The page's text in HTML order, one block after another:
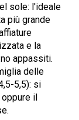
sole: l'ideale
più grande
e la
appassiti.
delle
5,5): si
il